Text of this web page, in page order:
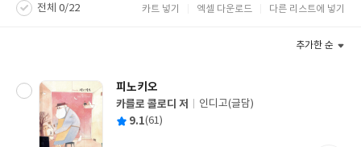
전체 0/22 카트 넣기 엑셀 다운로드 다른 리스트에 넣기
추가한 순
피노키오
글
쓴
카를로 콜로디 저
출
인디고(글담)
평 9.1(61)